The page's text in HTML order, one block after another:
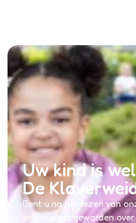
Uw kind is
De
Bent u na het lezen van
enthousiast geworden over